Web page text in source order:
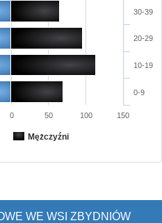
Mężczyźni
0-9
10-19
20-29
30-39
0 50 100 150
WE WSI ZBYDNIÓW